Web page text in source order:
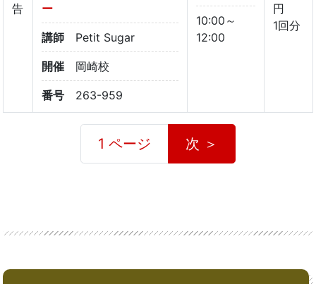
告
ー
講師 Petit Sugar
開催 岡崎校
番号 263-959
10:00～
12:00
円
1回分
1 ページ 次 ＞